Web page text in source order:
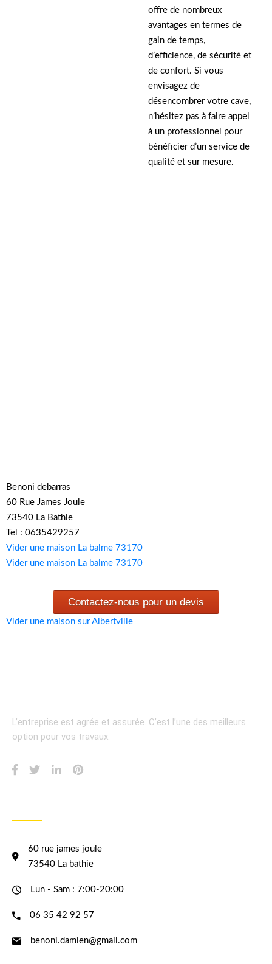
offre de nombreux
avantages en termes de
gain de temps,
d’efficience, de sécurité et
de confort. Si vous
envisagez de
désencombrer votre cave,
n’hésitez pas à faire appel
à un professionnel pour
bénéficier d’un service de
qualité et sur mesure.
Benoni debarras
60 Rue James Joule
73540 La Bathie
Tel : 0635429257
Vider une maison La balme 73170
Vider une maison La balme 73170
Contactez-nous pour un devis
Vider une maison sur Albertville
L’entreprise est agrée et assurée. C’est l’une des meilleurs
option pour vos travaux.
60 rue james joule
73540 La bathie
Lun - Sam : 7:00-20:00
06 35 42 92 57
benoni.damien@gmail.com